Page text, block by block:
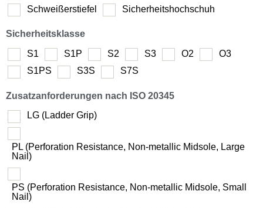
Schweißerstiefel
Sicherheitshochschuh
Sicherheitsklasse
S1
S1P S2 S3 O2
O3
S1PS
S3S S7S
Zusatzanforderungen nach ISO 20345
LG (Ladder Grip)
PL (Perforation Resistance, Non-metallic Midsole, Large
Nail)
PS (Perforation Resistance, Non-metallic Midsole, Small
Nail)